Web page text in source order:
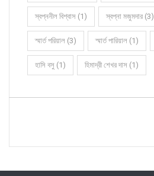
স্বপ্ননীল বিশ্বাস (1) স্বপ্না মজুমদার (3)
স্মার্ত পরিয়াল (3) স্মার্ত পারিয়াল (1)
হাসি বসু (1) হিমাদ্রী শেখর দাস (1)